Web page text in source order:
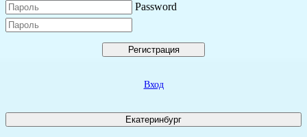
Password
Регистрация
Вход
Екатеринбург